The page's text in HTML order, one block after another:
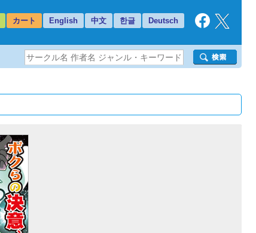
カート English 中文 한글 Deutsch